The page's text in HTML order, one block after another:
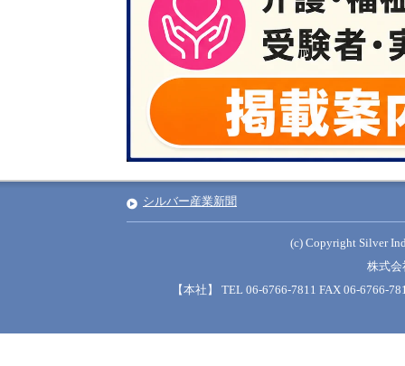
シルバー産業新聞
(c) Copyright Silver
株式会
【本社】 TEL 06-6766-7811 FAX 06-6766-